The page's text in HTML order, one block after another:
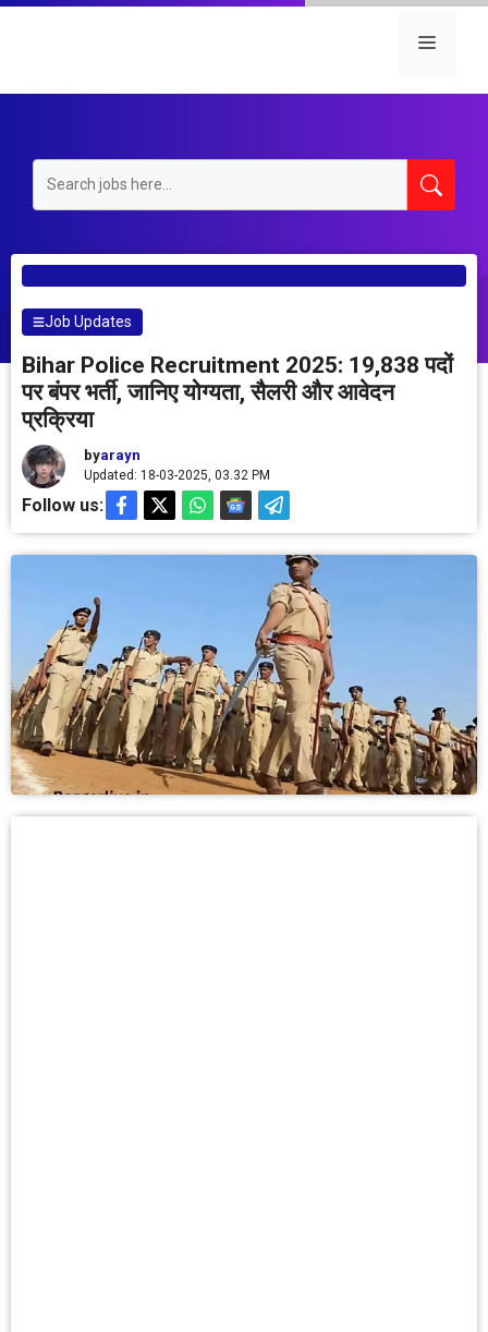
Skip
Menu
Job Updates
Bihar Police Recruitment 2025: 19,838 पदों
पर बंपर भर्ती, जानिए योग्यता, सैलरी और आवेदन
प्रक्रिया
byarayn
Updated: 18-03-2025, 03.32 PM
Follow us: